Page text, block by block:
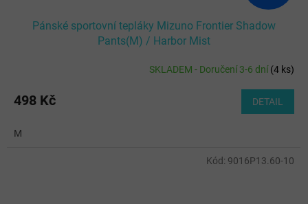
Pánské sportovní tepláky Mizuno Frontier Shadow
Pants(M) / Harbor Mist
SKLADEM - Doručení 3-6 dní(4 ks)
498 Kč DETAIL
M
Kód: 9016P13.60-10